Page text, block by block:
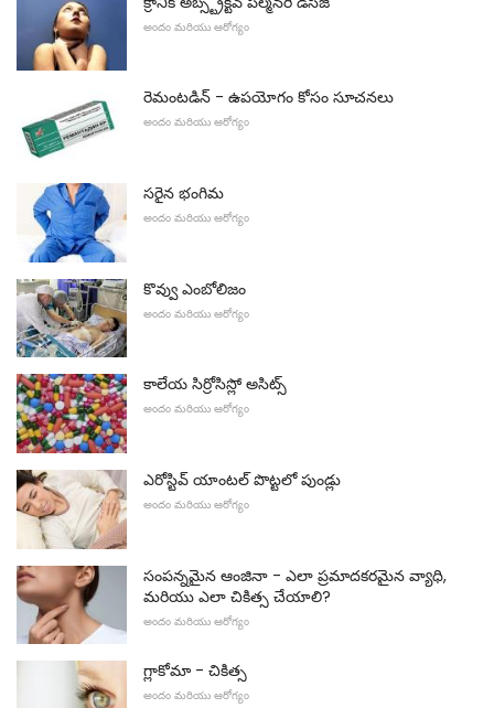
అందం మరియు ఆరోగ్యం
రెమంటడిన్ - ఉపయోగం కోసం సూచనలు
అందం మరియు ఆరోగ్యం
సరైన భంగిమ
అందం మరియు ఆరోగ్యం
కొవ్వు ఎంబోలిజం
అందం మరియు ఆరోగ్యం
కాలేయ సిర్రోసిస్లో అసిట్స్
అందం మరియు ఆరోగ్యం
ఎరోస్టివ్ యాంటల్ పొట్టలో పుండ్లు
అందం మరియు ఆరోగ్యం
సంపన్నమైన ఆంజినా - ఎలా ప్రమాదకరమైన వ్యాధి,
మరియు ఎలా చికిత్స చేయాలి?
అందం మరియు ఆరోగ్యం
గ్లాకోమా - చికిత్స
అందం మరియు ఆరోగ్యం